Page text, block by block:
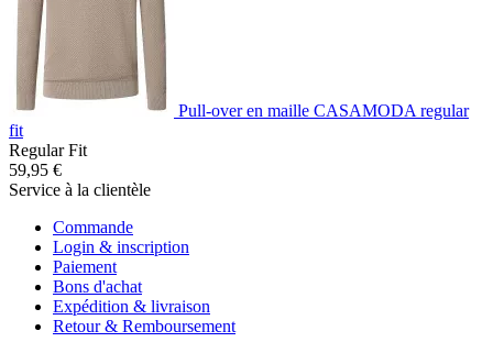
Pull-over en maille CASAMODA regular
fit
Regular Fit
59,95 €
Service à la clientèle
Commande
Login & inscription
Paiement
Bons d'achat
Expédition & livraison
Retour & Remboursement